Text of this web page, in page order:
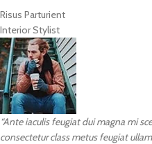
Risus Parturient
Interior Stylist
“Ante iaculis feugiat dui magna mi
consectetur class metus feugiat